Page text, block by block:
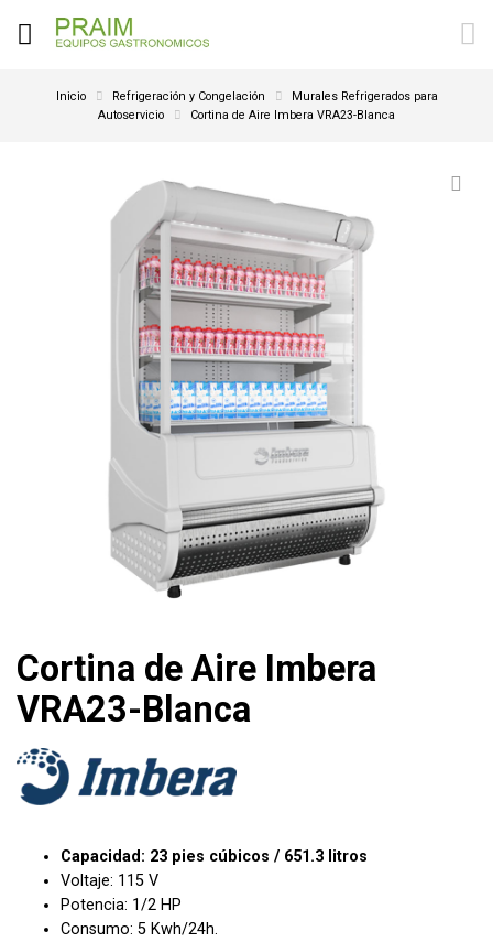
Inicio Refrigeración y Congelación
Murales Refrigerados para
Autoservicio
Cortina de Aire Imbera VRA23-Blanca
Cortina de Aire Imbera
VRA23-Blanca
Capacidad: 23 pies cúbicos / 651.3 litros
Voltaje: 115 V
Potencia: 1/2 HP
Consumo: 5 Kwh/24h.